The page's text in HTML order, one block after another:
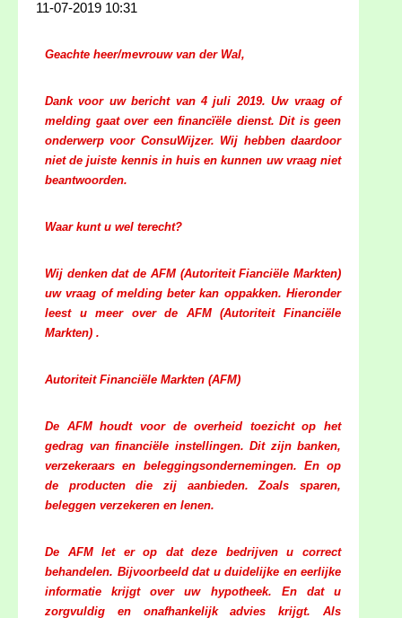
11-07-2019 10:31
Geachte heer/mevrouw van der Wal,
Dank voor uw bericht van 4 juli 2019. Uw vraag of
melding gaat over een financïële dienst. Dit is geen
onderwerp voor ConsuWijzer. Wij hebben daardoor
niet de juiste kennis in huis en kunnen uw vraag niet
beantwoorden.
Waar kunt u wel terecht?
Wij denken dat de AFM (Autoriteit Fianciële Markten)
uw vraag of melding beter kan oppakken. Hieronder
leest u meer over de AFM (Autoriteit Financiële
Markten) .
Autoriteit Financiële Markten (AFM)
De AFM houdt voor de overheid toezicht op het
gedrag van financiële instellingen. Dit zijn banken,
verzekeraars en beleggingsondernemingen. En op
de producten die zij aanbieden. Zoals sparen,
beleggen verzekeren en lenen.
De AFM let er op dat deze bedrijven u correct
behandelen. Bijvoorbeeld dat u duidelijke en eerlijke
informatie krijgt over uw hypotheek. En dat u
zorgvuldig en onafhankelijk advies krijgt. Als